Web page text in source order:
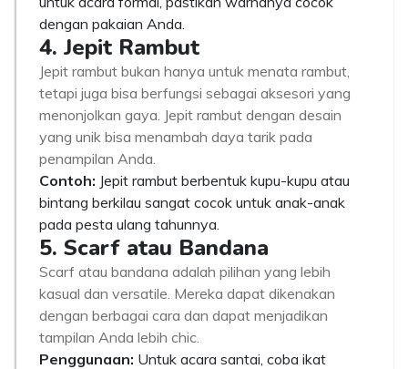
dengan pakaian Anda.
4. Jepit Rambut
Jepit rambut bukan hanya untuk menata rambut,
tetapi juga bisa berfungsi sebagai aksesori yang
menonjolkan gaya. Jepit rambut dengan desain
yang unik bisa menambah daya tarik pada
penampilan Anda.
Contoh: Jepit rambut berbentuk kupu-kupu atau
bintang berkilau sangat cocok untuk anak-anak
pada pesta ulang tahunnya.
5. Scarf atau Bandana
Scarf atau bandana adalah pilihan yang lebih
kasual dan versatile. Mereka dapat dikenakan
dengan berbagai cara dan dapat menjadikan
tampilan Anda lebih chic.
Penggunaan: Untuk acara santai, coba ikat